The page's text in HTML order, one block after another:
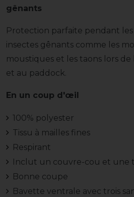
gênants
Protection parfaite pendant
insectes gênants comme les
moustiques et les taons lors
et au paddock.
En un coup d'œil
100% polyester
Tissu à mailles fines
Respirant
Inclut un couvre-cou et une
Bonne coupe
Bavette ventrale avec trois